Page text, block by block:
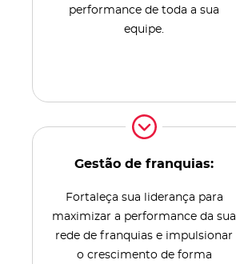
performance de toda a sua
equipe.
Gestão de franquias:
Fortaleça sua liderança para
maximizar a performance da sua
rede de franquias e impulsionar
o crescimento de forma